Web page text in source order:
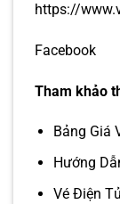
https://
Facebook
Tham khảo
Bảng Giá
Hướng
Vé Điện